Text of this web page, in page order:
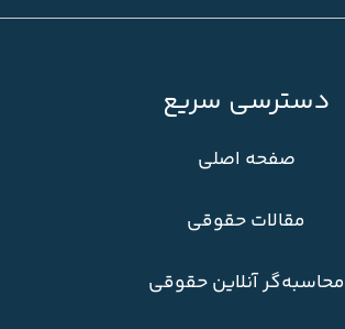
دسترسی سریع
صفحه اصلی
مقالات حقوقی
محاسبه‌گر آنلاین حقوقی